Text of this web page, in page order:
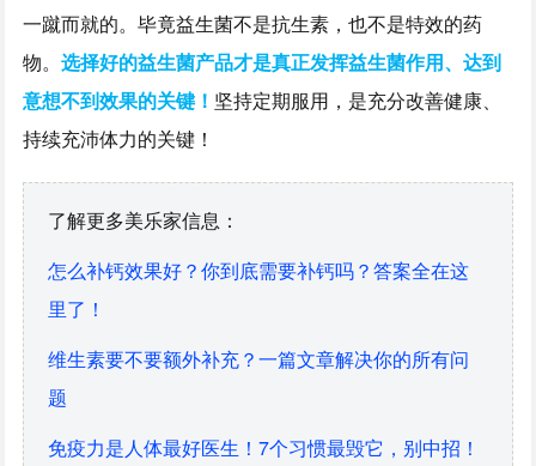
一蹴而就的。毕竟益生菌不是抗生素，也不是特效的药
物。选择好的益生菌产品才是真正发挥益生菌作用、达到
意想不到效果的关键！ 坚持定期服用，是充分改善健康、
持续充沛体力的关键！
了解更多美乐家信息：
怎么补钙效果好？你到底需要补钙吗？答案全在这
里了！
维生素要不要额外补充？一篇文章解决你的所有问
题
免疫力是人体最好医生！7个习惯最毁它，别中招！